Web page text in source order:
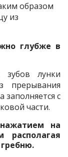
образом
из
глубже в
зубов лунки
прерывания
заполняется с
части.
на